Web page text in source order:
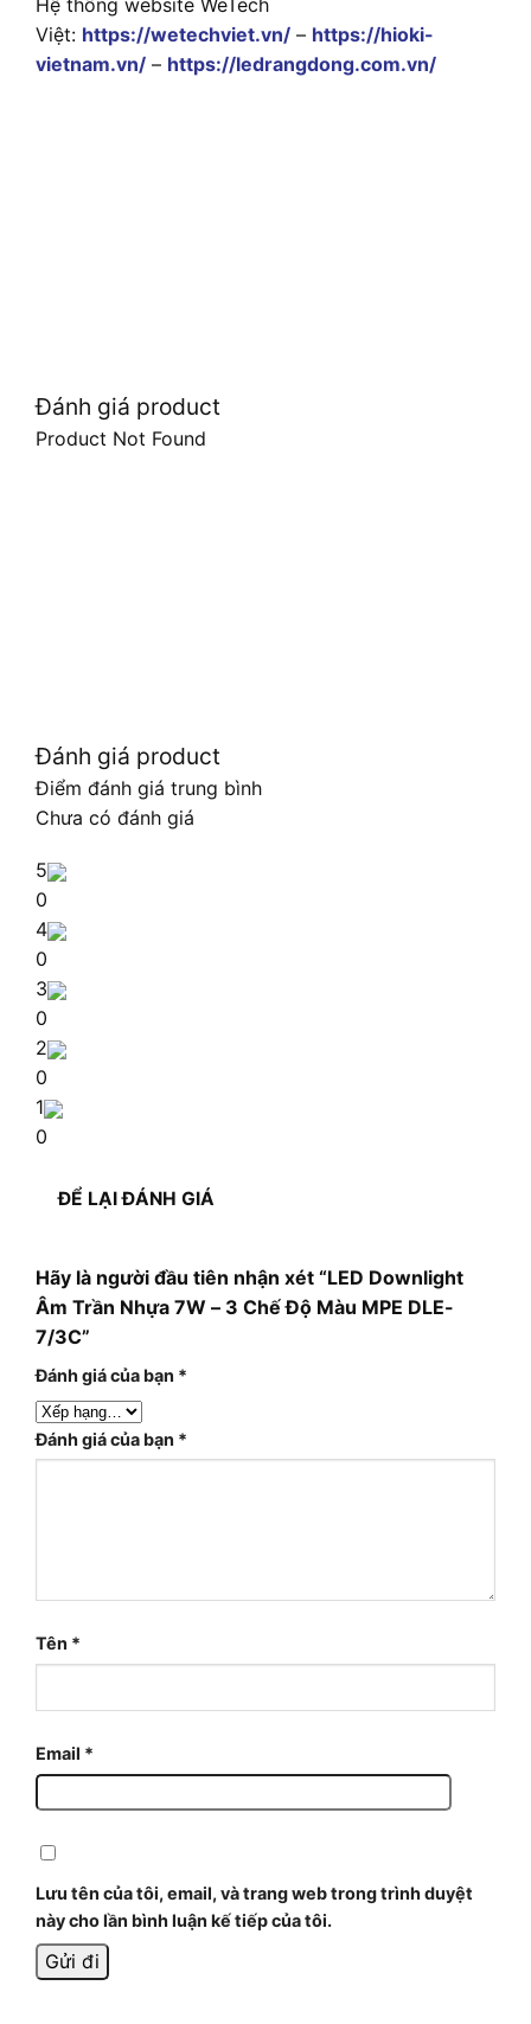
Việt: https://wetechviet.vn/ – https://hioki-
vietnam.vn/ – https://ledrangdong.com.vn/
Đánh giá product
Product Not Found
Đánh giá product
Điểm đánh giá trung bình
Chưa có đánh giá
5
0
4
0
3
0
2
0
1
0
ĐỂ LẠI ĐÁNH GIÁ
Hãy là người đầu tiên nhận xét “LED Downlight
Âm Trần Nhựa 7W – 3 Chế Độ Màu MPE DLE-
7/3C”
Đánh giá của bạn *
Đánh giá của bạn *
Tên *
Email *
Lưu tên của tôi, email, và trang web trong trình duyệt
này cho lần bình luận kế tiếp của tôi.